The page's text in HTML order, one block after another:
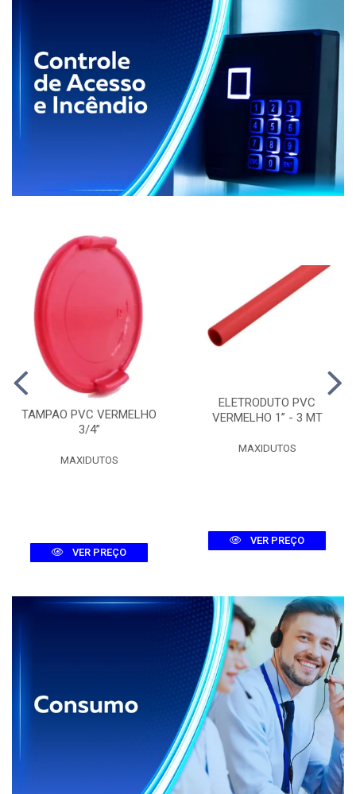
TAMPAO PVC VERMELHO
3/4”
MAXIDUTOS
VER PREÇO
ELETRODUTO PVC
VERMELHO 1” - 3 MT
MAXIDUTOS
VER PREÇO